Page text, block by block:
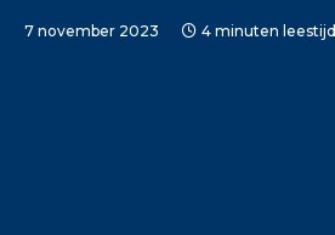
7 november 2023 4 minuten leestijd